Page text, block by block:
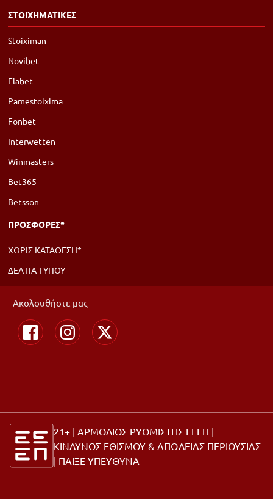
ΣΤΟΙΧΗΜΑΤΙΚΕΣ
Stoiximan
Novibet
Elabet
Pamestoixima
Fonbet
Interwetten
Winmasters
Bet365
Betsson
ΠΡΟΣΦΟΡΕΣ*
ΧΩΡΙΣ ΚΑΤΑΘΕΣΗ*
ΔΕΛΤΙΑ ΤΥΠΟΥ
Ακολουθήστε μας
21+ | ΑΡΜΟΔΙΟΣ ΡΥΘΜΙΣΤΗΣ ΕΕΕΠ |
ΚΙΝΔΥΝΟΣ ΕΘΙΣΜΟΥ & ΑΠΩΛΕΙΑΣ ΠΕΡΙΟΥΣΙΑΣ
| ΠΑΙΞΕ ΥΠΕΥΘΥΝΑ